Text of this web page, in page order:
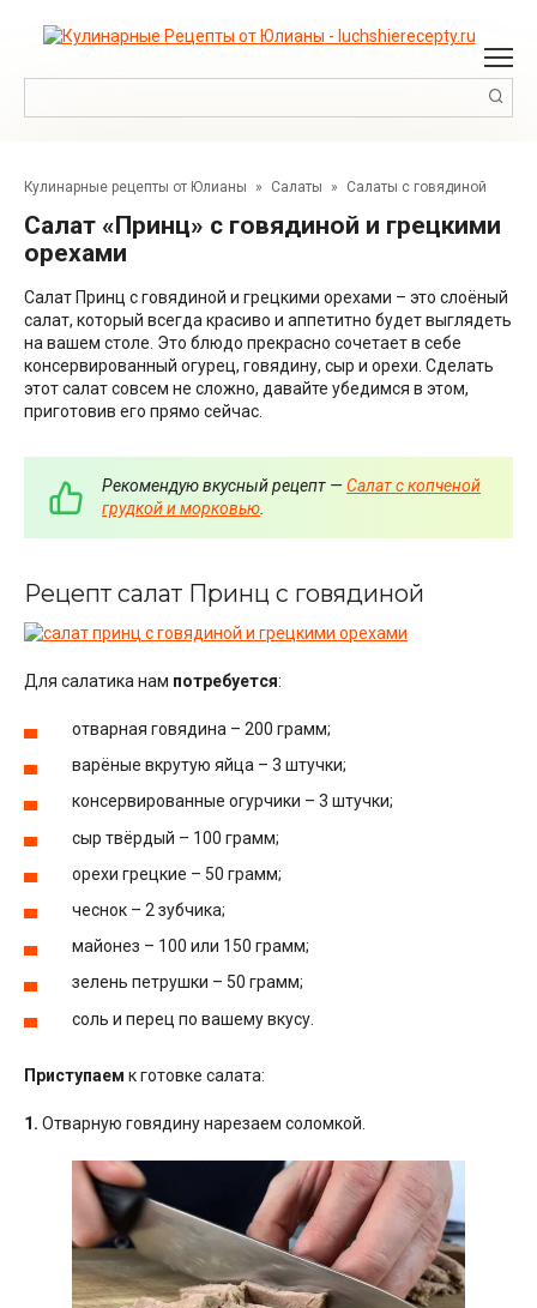
Кулинарные рецепты от Юлианы » Салаты » Салаты с говядиной
Салат «Принц» с говядиной и грецкими
орехами
Салат Принц с говядиной и грецкими орехами – это слоёный
салат, который всегда красиво и аппетитно будет выглядеть
на вашем столе. Это блюдо прекрасно сочетает в себе
консервированный огурец, говядину, сыр и орехи. Сделать
этот салат совсем не сложно, давайте убедимся в этом,
приготовив его прямо сейчас.
Рекомендую вкусный рецепт — Салат с копченой
грудкой и морковью
Рецепт салат Принц с говядиной
Для салатика нам потребуется:
отварная говядина – 200 грамм;
варёные вкрутую яйца – 3 штучки;
консервированные огурчики – 3 штучки;
сыр твёрдый – 100 грамм;
орехи грецкие – 50 грамм;
чеснок – 2 зубчика;
майонез – 100 или 150 грамм;
зелень петрушки – 50 грамм;
соль и перец по вашему вкусу.
Приступаем к готовке салата:
1. Отварную говядину нарезаем соломкой.